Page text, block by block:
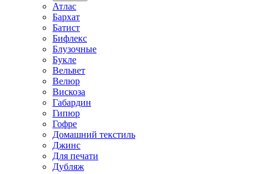
Атлас
Бархат
Батист
Бифлекс
Блузочные
Букле
Вельвет
Велюр
Вискоза
Габардин
Гипюр
Гофре
Домашний текстиль
Джинс
Для печати
Дубляж